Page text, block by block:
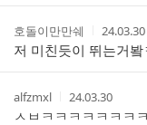
작
성
자
호돌이만만쉐
작
성
시
간
24.03.30
저 미친듯이 뛰는거
작
성
alfzmxl
작
성
24.03.30
ㅅㅂㅋㅋㅋㅋㅋㅋㅋ